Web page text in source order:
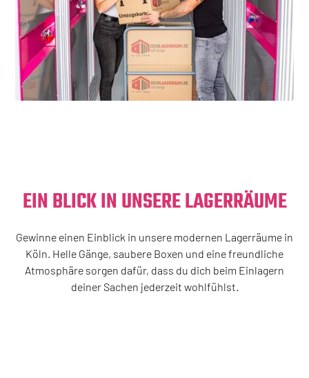
EIN BLICK IN UNSERE LAGERRÄUME
Gewinne einen Einblick in unsere modernen Lagerräume in
Köln. Helle Gänge, saubere Boxen und eine freundliche
Atmosphäre sorgen dafür, dass du dich beim Einlagern
deiner Sachen jederzeit wohlfühlst.